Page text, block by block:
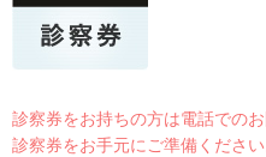
診察券をお持ちの方は電話での
診察券をお手元にご準備ください